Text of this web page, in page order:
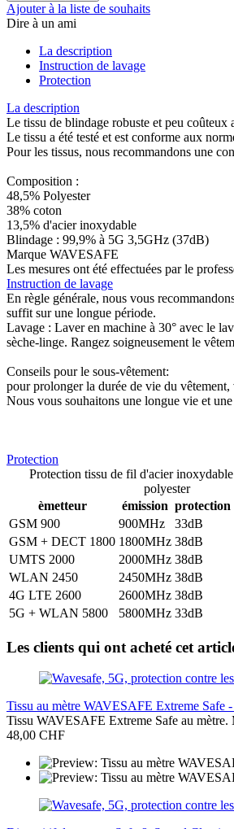
Ajouter à la liste de souhaits
Dire à un ami
La description
Instruction de lavage
Protection
La description
Le tissu de blindage robuste et peu
Le tissu a été testé et est conforme aux
Pour les tissus, nous recommandons une
Composition :
48,5% Polyester
38% coton
13,5% d'acier inoxydable
Blindage : 99,9% à 5G 3,5GHz (37dB)
Marque WAVESAFE
Les mesures ont été effectuées par le
Instruction de lavage
En règle générale, nous vous
suffit sur une longue période.
Lavage : Laver en machine à 30° avec le
sèche-linge. Rangez soigneusement le
Conseils pour le sous-vêtement:
pour prolonger la durée de vie du
Nous vous souhaitons une longue vie et
Protection
Protection tissu de fil d'acier
polyester
èmetteur
émission protection
GSM 900
900MHz 33dB
GSM + DECT 1800 1800MHz 38dB
UMTS 2000
2000MHz 38dB
WLAN 2450
2450MHz 38dB
4G LTE 2600
2600MHz 38dB
5G + WLAN 5800
5800MHz 33dB
Les clients qui ont acheté cet
Tissu au mètre WAVESAFE Extreme Safe
Tissu WAVESAFE Extreme Safe au
48,00 CHF